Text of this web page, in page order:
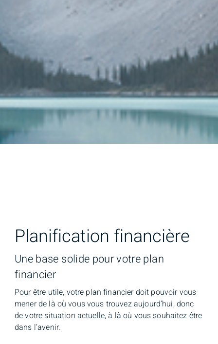
Planification financière
Une base solide pour votre plan
financier
Pour être utile, votre plan financier doit pouvoir vous
mener de là où vous vous trouvez aujourd’hui, donc
de votre situation actuelle, à là où vous souhaitez être
dans l’avenir.